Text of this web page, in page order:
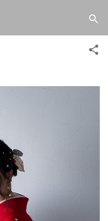
ンテンツに移動